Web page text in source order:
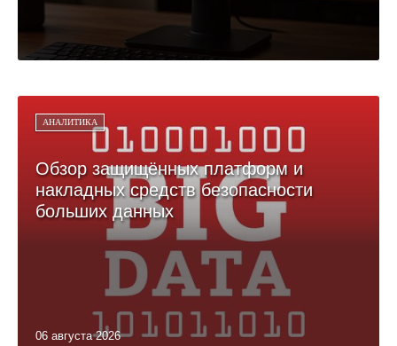
АНАЛИТИКА
Обзор защищённых платформ и
накладных средств безопасности
больших данных
06 августа 2026